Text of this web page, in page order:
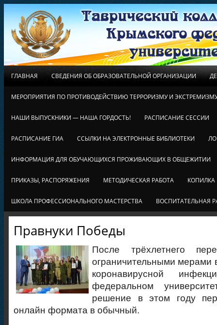
ГЛАВНАЯ СВЕДЕНИЯ ОБ ОБРАЗОВАТЕЛЬНОЙ ОРГАНИЗАЦИИ
МЕРОПРИЯТИЯ ПО ПРОТИВОДЕЙСТВИЮ ТЕРРОРИЗМУ И
НАШИ ВЫПУСКНИКИ — НАША ГОРДОСТЬ! РАСПИСАНИЕ СЕССИИ
РАСПИСАНИЕ ГИА ССЫЛКИ НА ЭЛЕКТРОННЫЕ БИБЛИОТЕКИ
ИНФОРМАЦИЯ ДЛЯ ОБУЧАЮЩИХСЯ ПРОЖИВАЮЩИХ В ОБЩЕЖИТИИ
ПРИКАЗЫ, РАСПОРЯЖЕНИЯ МЕТОДИЧЕСКАЯ РАБОТА КОПИЛКА
ШКОЛА ПРОФЕССИОНАЛЬНОГО МАСТЕРСТВА ВОСПИТАТЕЛЬНАЯ
Правнуки Победы
После трёхлетнего
ограничительными мерами
коронавирусной
федеральном
решение в этом году
онлайн формата в обычный.